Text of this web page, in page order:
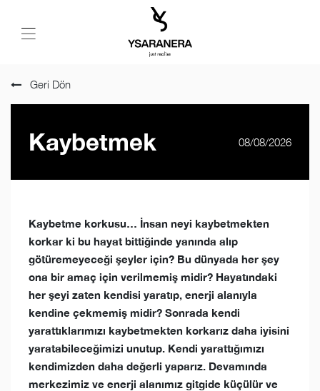
Geri Dön
Kaybetmek 08/08/2026
Kaybetme korkusu… İnsan neyi kaybetmekten
korkar ki bu hayat bittiğinde yanında alıp
götüremeyeceği şeyler için? Bu dünyada her şey
ona bir amaç için verilmemiş midir? Hayatındaki
her şeyi zaten kendisi yaratıp, enerji alanıyla
kendine çekmemiş midir? Sonrada kendi
yarattıklarımızı kaybetmekten korkarız daha iyisini
yaratabileceğimizi unutup. Kendi yarattığımızı
kendimizden daha değerli yaparız. Devamında
merkezimiz ve enerji alanımız gitgide küçülür ve